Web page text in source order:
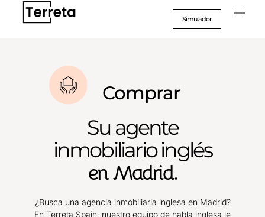
Simulador
Comprar
Su agente
inmobiliario inglés
en Madrid.
¿Busca una agencia inmobiliaria inglesa en Madrid?
En Terreta Spain, nuestro equipo de habla inglesa le